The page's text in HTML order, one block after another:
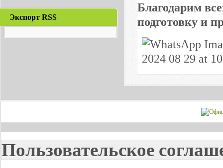
Экспорт RSS
Благодарим
подготовку и
Пользовательское